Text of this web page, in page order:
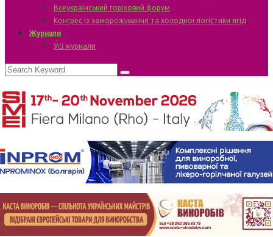
Всеукраїнський горіховий форум
Конгрес із заморожування та холодної логістики ягід
Журнали
Усі журнали